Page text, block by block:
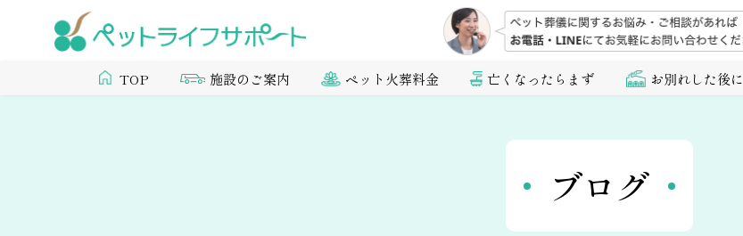
TOP 施設のご案内 ペット火葬料金 亡くなったらまず お別れした後に
ブログ